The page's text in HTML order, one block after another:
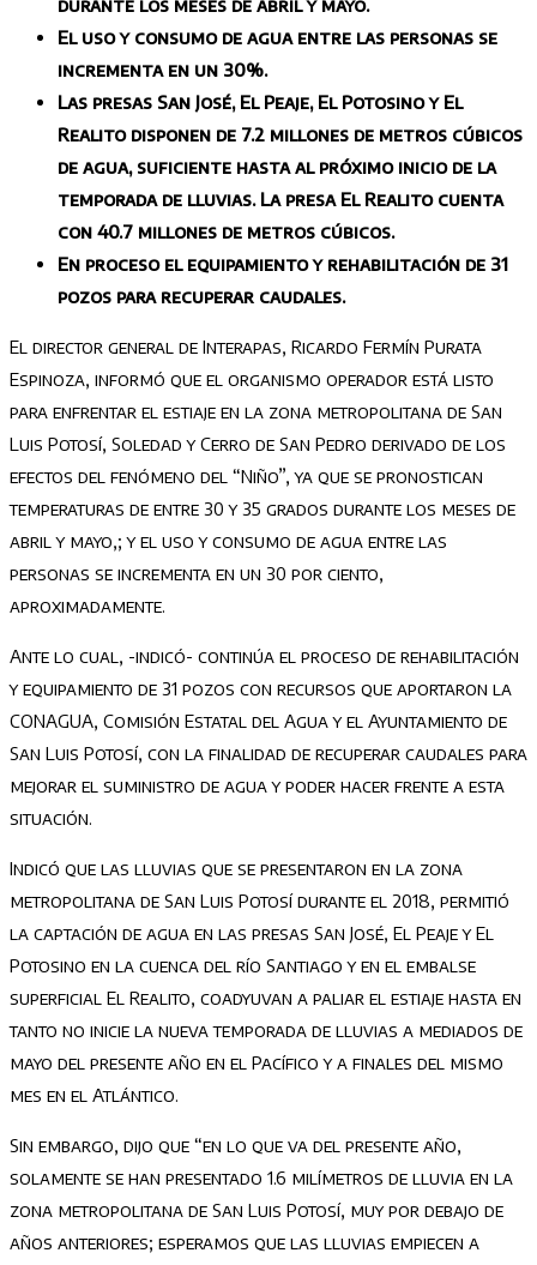
durante los meses de abril y mayo.
El uso y consumo de agua entre las personas se
incrementa en un 30%.
Las presas San José, El Peaje, El Potosino y El
Realito disponen de 7.2 millones de metros cúbicos
de agua, suficiente hasta al próximo inicio de la
temporada de lluvias. La presa El Realito cuenta
con 40.7 millones de metros cúbicos.
En proceso el equipamiento y rehabilitación de 31
pozos para recuperar caudales.
El director general de Interapas, Ricardo Fermín Purata
Espinoza, informó que el organismo operador está listo
para enfrentar el estiaje en la zona metropolitana de San
Luis Potosí, Soledad y Cerro de San Pedro derivado de los
efectos del fenómeno del “Niño”, ya que se pronostican
temperaturas de entre 30 y 35 grados durante los meses de
abril y mayo,; y el uso y consumo de agua entre las
personas se incrementa en un 30 por ciento,
aproximadamente.
Ante lo cual, -indicó- continúa el proceso de rehabilitación
y equipamiento de 31 pozos con recursos que aportaron la
CONAGUA, Comisión Estatal del Agua y el Ayuntamiento de
San Luis Potosí, con la finalidad de recuperar caudales para
mejorar el suministro de agua y poder hacer frente a esta
situación.
Indicó que las lluvias que se presentaron en la zona
metropolitana de San Luis Potosí durante el 2018, permitió
la captación de agua en las presas San José, El Peaje y El
Potosino en la cuenca del río Santiago y en el embalse
superficial El Realito, coadyuvan a paliar el estiaje hasta en
tanto no inicie la nueva temporada de lluvias a mediados de
mayo del presente año en el Pacífico y a finales del mismo
mes en el Atlántico.
Sin embargo, dijo que “en lo que va del presente año,
solamente se han presentado 1.6 milímetros de lluvia en la
zona metropolitana de San Luis Potosí, muy por debajo de
años anteriores; esperamos que las lluvias empiecen a